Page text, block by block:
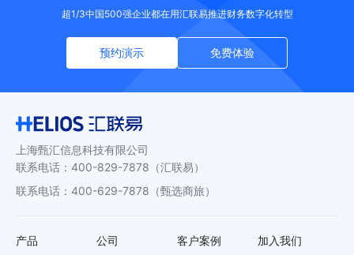
超1/3中国500强企业都在用汇联易推进财务数字化转型
预约演示 免费体验
上海甄汇信息科技有限公司
联系电话 ： 400-829-7878 （汇联易）
联系电话 ： 400-629-7878 （甄选商旅）
产品 公司 客户案例 加入我们